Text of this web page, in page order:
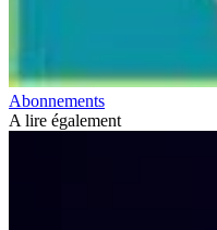
Abonnements
A lire également